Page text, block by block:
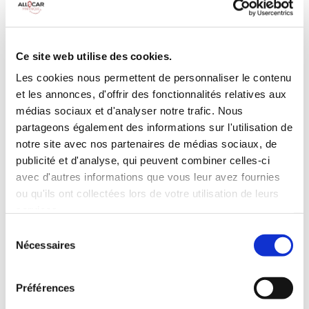
Ce site web utilise des cookies.
Les cookies nous permettent de personnaliser le contenu
et les annonces, d'offrir des fonctionnalités relatives aux
médias sociaux et d'analyser notre trafic. Nous
partageons également des informations sur l'utilisation de
notre site avec nos partenaires de médias sociaux, de
publicité et d'analyse, qui peuvent combiner celles-ci
avec d'autres informations que vous leur avez fournies
ou qu'ils ont collectées lors de votre utilisation de leurs
Nécessaires
Préférences
Galerie de toit Habillage Bois
Camera de recul
Cloison de
INCLUS À LA LOCATION
Killométrage illimité
Assurance tous risques (hors franchise)
Carburant : plein à rendre plein
CONDITIONS DE LOCATION
Age minimum :20 ans